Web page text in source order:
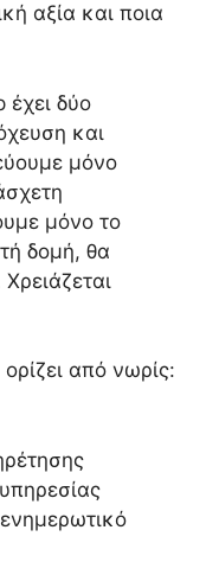
αξία και ποια
δύο
και
μόνο
μόνο το
δομή, θα
από νωρίς: